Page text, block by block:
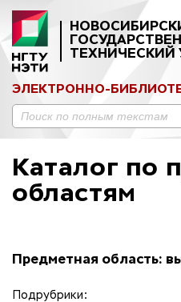
ТЕХНИЧЕСКИЙ
ЭЛЕКТРОННО-
Каталог по
областям
Предметная область:
Подрубрики: